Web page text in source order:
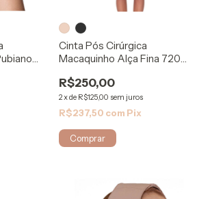
Cinta Pós Cirúrgica
Macaquinho Alça Fina 720
R$250,00
2xde R$125,00 sem juros
R$237,50 com Pix
Comprar